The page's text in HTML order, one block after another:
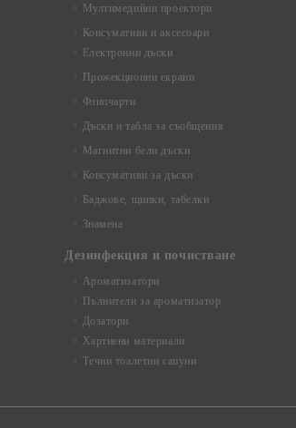
Мултимедийни проектори
Консумативи и аксесоари
Електронни дъски
Прожекционни екрани
Флипчарти
Дъски и табла за съобщения
Магнитни бели дъски
Консумативи за дъски
Баджове, щипки, табелки
Знамена
Дезинфекция и почистване
Ароматизатори
Пълнители за ароматизатор
Дозатори
Хартиени материали
Течни тоалетни сапуни